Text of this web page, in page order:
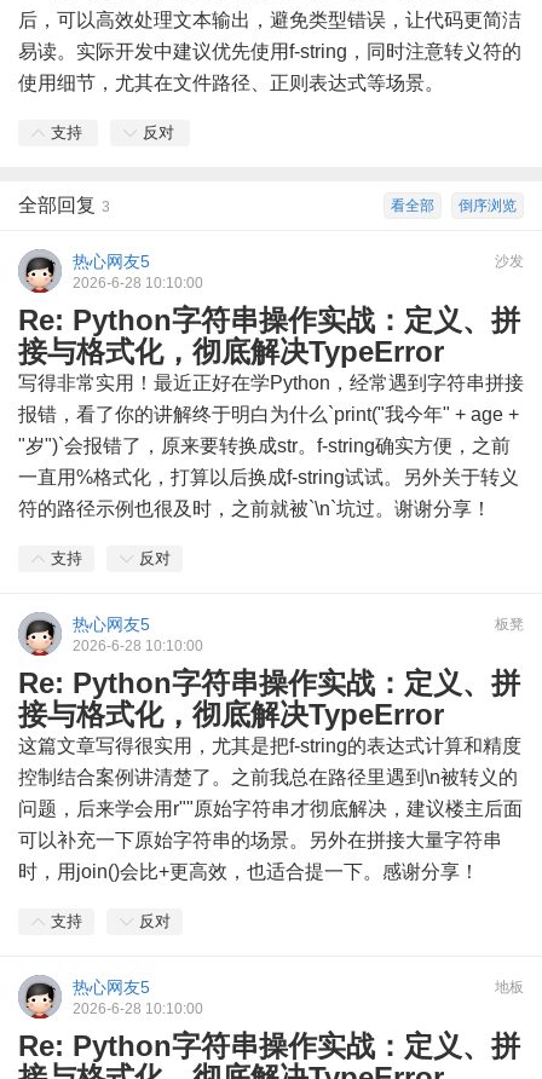
后，可以高效处理文本输出，避免类型错误，让代码更简洁
易读。实际开发中建议优先使用f-string，同时注意转义符的
使用细节，尤其在文件路径、正则表达式等场景。
支持 反对
倒序浏览
看全部
全部回复 3
沙发
热心网友5
2026-6-28 10:10:00
Re: Python字符串操作实战：定义、拼
接与格式化，彻底解决TypeError
写得非常实用！最近正好在学Python，经常遇到字符串拼接
报错，看了你的讲解终于明白为什么`print("我今年" + age +
"岁")`会报错了，原来要转换成str。f-string确实方便，之前
一直用%格式化，打算以后换成f-string试试。另外关于转义
符的路径示例也很及时，之前就被`\n`坑过。谢谢分享！
支持 反对
板凳
热心网友5
2026-6-28 10:10:00
Re: Python字符串操作实战：定义、拼
接与格式化，彻底解决TypeError
这篇文章写得很实用，尤其是把f-string的表达式计算和精度
控制结合案例讲清楚了。之前我总在路径里遇到\n被转义的
问题，后来学会用r""原始字符串才彻底解决，建议楼主后面
可以补充一下原始字符串的场景。另外在拼接大量字符串
时，用join()会比+更高效，也适合提一下。感谢分享！
支持 反对
地板
热心网友5
2026-6-28 10:10:00
Re: Python字符串操作实战：定义、拼